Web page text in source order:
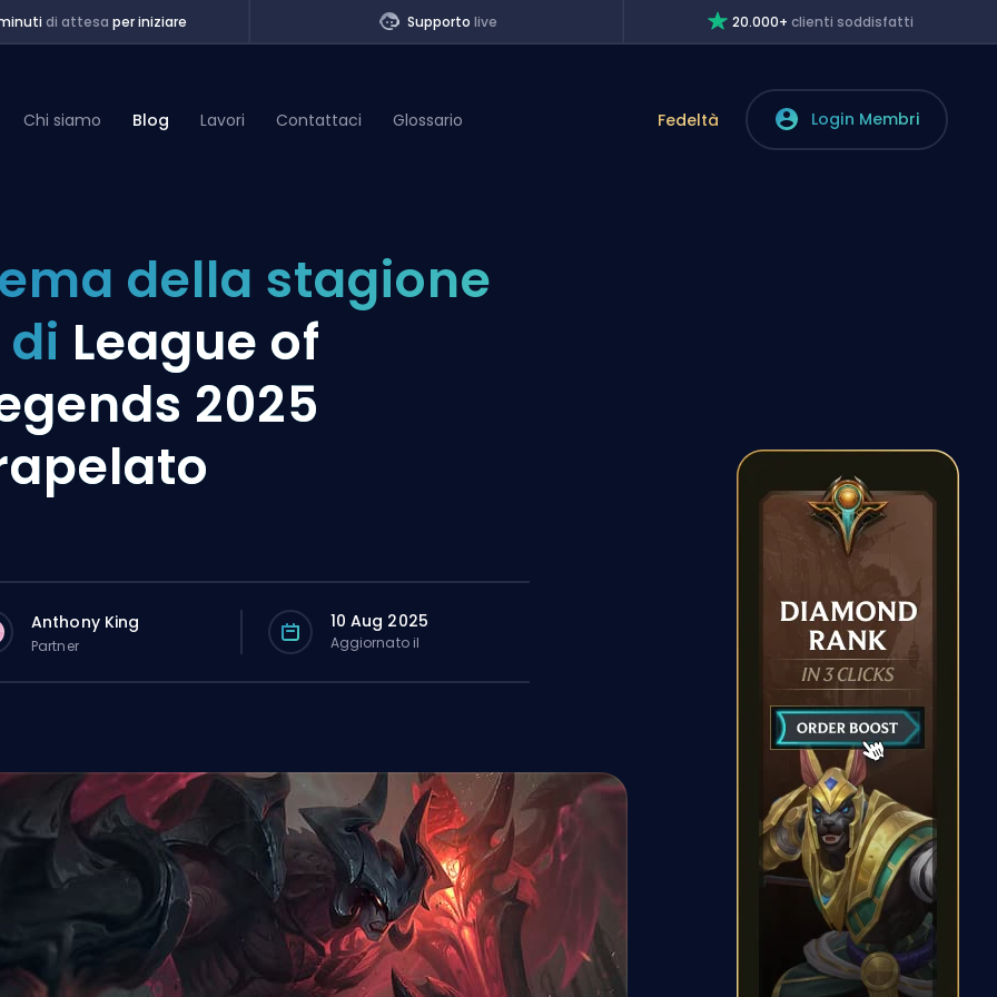
di attesa per iniziare Supporto live 20.000+clienti soddisfatti
Chi siamo Blog Lavori Contattaci Glossario Fedeltà Login Membri
della stagione
di League of
2025
Anthony King
Partner
10 Aug 2025
Aggiornato il